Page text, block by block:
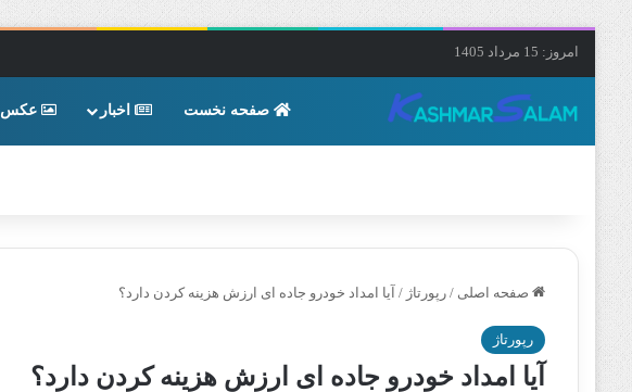
امروز: 15 مرداد 1405
صفحه نخست اخبار عکس
صفحه اصلی / رپورتاژ / آیا امداد خودرو جاده ای ارزش هزینه کردن دارد؟
رپورتاژ
آیا امداد خودرو جاده ای ارزش هزینه کردن دارد؟